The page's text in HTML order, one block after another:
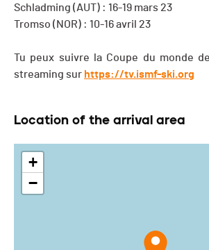
Schladming (AUT) : 16-19 mars 23
Tromso (NOR) : 10-16 avril 23
Tu peux suivre la Coupe du monde
streaming sur https://tv.ismf-ski.org
Location of the arrival area
+
−